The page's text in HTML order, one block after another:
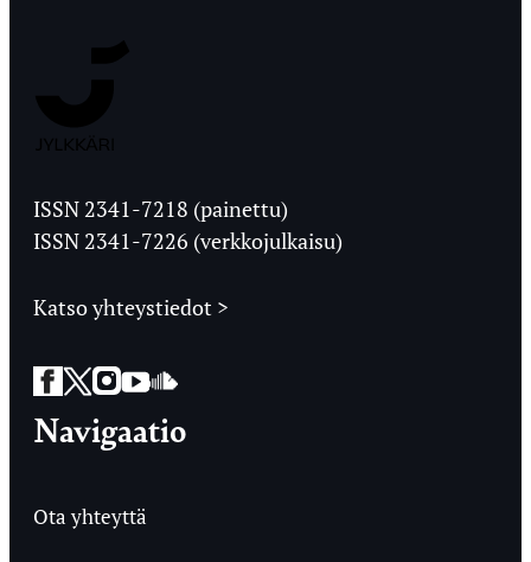
Ylioppilaslehti
ISSN 2341-7218 (painettu)
ISSN 2341-7226 (verkkojulkaisu)
Katso yhteystiedot >
Facebook
Twitter
Instagram
YouTube
SoundCloud
Navigaatio
Ota yhteyttä